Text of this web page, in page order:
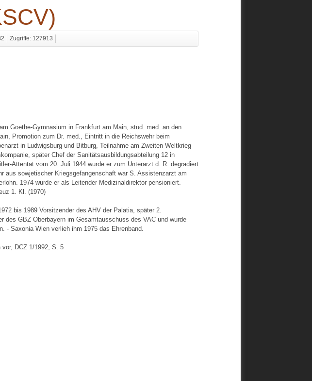
Zugriffe: 127913
Goethe-Gymnasium in Frankfurt am Main, stud. med. an den
Promotion zum Dr. med., Eintritt in die Reichswehr beim
in Ludwigsburg und Bitburg, Teilnahme am Zweiten Weltkrieg
später Chef der Sanitätsausbildungsabteilung 12 in
Attentat vom 20. Juli 1944 wurde er zum Unterarzt d. R. degradiert
aus sowjetischer Kriegsgefangenschaft war S. Assistenzarzt am
1974 wurde er als Leitender Medizinaldirektor pensioniert.
1. Kl. (1970)
bis 1989 Vorsitzender des AHV der Palatia, später 2.
des GBZ Oberbayern im Gesamtausschuss des VAC und wurde
- Saxonia Wien verlieh ihm 1975 das Ehrenband.
vor, DCZ 1/1992, S. 5